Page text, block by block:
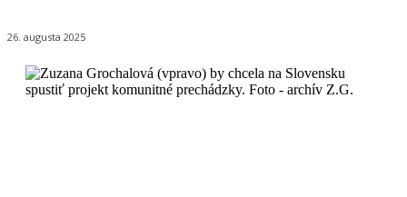
26. augusta 2025